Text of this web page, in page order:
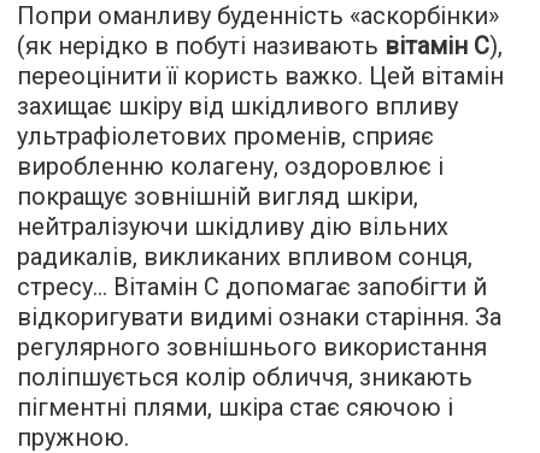
Попри оманливу буденність «аскорбінки»
(як нерідко в побуті називають вітамін С),
переоцінити її користь важко. Цей вітамін
захищає шкіру від шкідливого впливу
ультрафіолетових променів, сприяє
виробленню колагену, оздоровлює і
покращує зовнішній вигляд шкіри,
нейтралізуючи шкідливу дію вільних
радикалів, викликаних впливом сонця,
стресу... Вітамін С допомагає запобігти й
відкоригувати видимі ознаки старіння. За
регулярного зовнішнього використання
поліпшується колір обличчя, зникають
пігментні плями, шкіра стає сяючою і
пружною.